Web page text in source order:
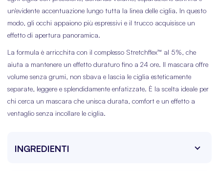
un'evidente accentuazione lungo tutta la linea delle ciglia. In questo
modo, gli occhi appaiono più espressivi e il trucco acquisisce un
effetto di apertura panoramica.
La formula è arricchita con il complesso Stretchflex™ al 5%, che
aiuta a mantenere un effetto duraturo fino a 24 ore. Il mascara offre
volume senza grumi, non sbava e lascia le ciglia esteticamente
separate, leggere e splendidamente enfatizzate. È la scelta ideale per
chi cerca un mascara che unisca durata, comfort e un effetto a
ventaglio senza incollare le ciglia.
INGREDIENTI